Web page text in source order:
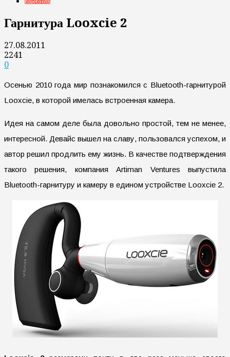
Bluetooth
Гарнитура Looxcie 2
27.08.2011
2241
0
Осенью 2010 года мир познакомился с Bluetooth-гарнитурой
Looxcie, в которой имелась встроенная камера.
Идея на самом деле была довольно простой, тем не менее,
интересной. Девайс вышел на славу, пользовался успехом, и
автор решил продлить ему жизнь. В качестве подтверждения
такого решения, компания Artiman Ventures выпустила
Bluetooth-гарнитуру и камеру в едином устройстве Looxcie 2.